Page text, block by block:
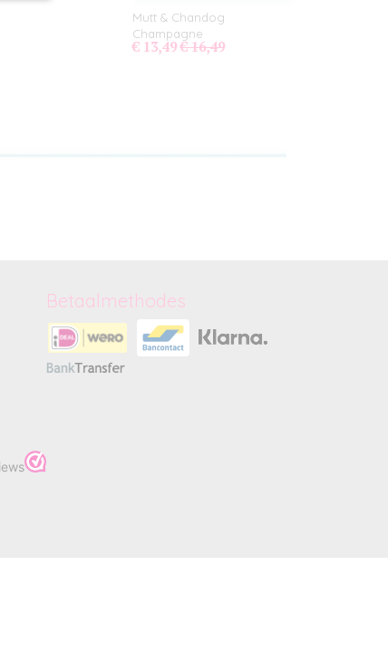
Mutt & Chandog
Champagne
€ 13,49 € 16,49
Betaalmethodes